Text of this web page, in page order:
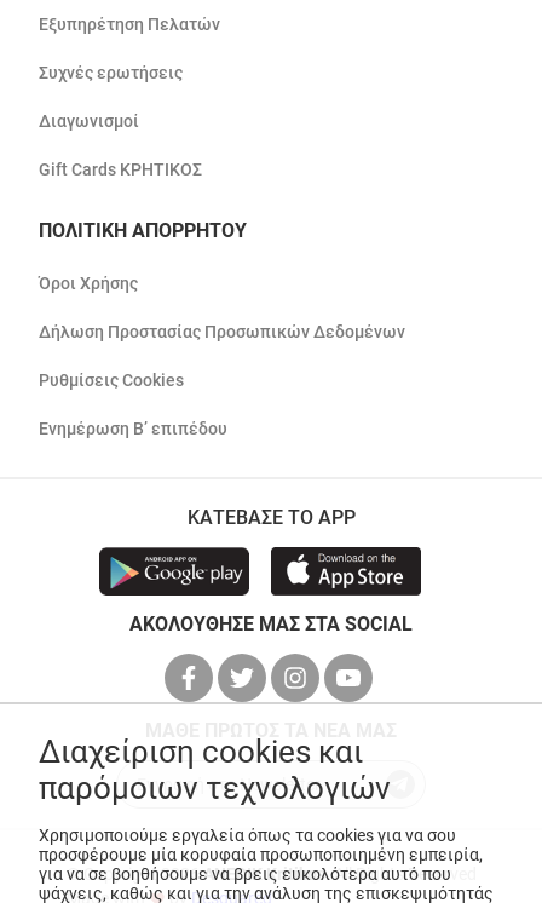
Εξυπηρέτηση Πελατών
Συχνές ερωτήσεις
Διαγωνισμοί
Gift Cards ΚΡΗΤΙΚΟΣ
ΠΟΛΙΤΙΚΗ ΑΠΟΡΡΗΤΟΥ
Όροι Χρήσης
Δήλωση Προστασίας Προσωπικών Δεδομένων
Ρυθμίσεις Cookies
Ενημέρωση Β’ επιπέδου
ΚΑΤΕΒΑΣΕ ΤΟ APP
ΑΚΟΛΟΥΘΗΣΕ ΜΑΣ ΣΤΑ SOCIAL
© Copyright 2026ANEDIK Kritikos. All Rights Reserved
Made with
byDesquared
Διαχείριση cookies και
παρόμοιων τεχνολογιών
Χρησιμοποιούμε εργαλεία όπως τα cookies για να σου
προσφέρουμε μία κορυφαία προσωποποιημένη εμπειρία,
για να σε βοηθήσουμε να βρεις ευκολότερα αυτό που
ψάχνεις, καθώς και για την ανάλυση της επισκεψιμότητάς